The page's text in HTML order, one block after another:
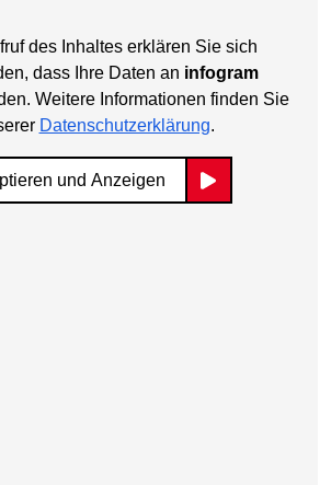
des Inhaltes erklären Sie sich
dass Ihre Daten an infogram
Weitere Informationen finden Sie
Datenschutzerklärung.
und Anzeigen